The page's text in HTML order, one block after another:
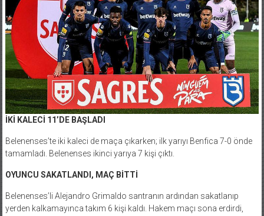
İKİ KALECİ 11’DE BAŞLADI
Belenenses’te iki kaleci de maça çıkarken; ilk yarıyı Benfica 7-0 önde
tamamladı. Belenenses ikinci yarıya 7 kişi çıktı.
OYUNCU SAKATLANDI, MAÇ BİTTİ
Belenenses’li Alejandro Grimaldo santranın ardından sakatlanıp
yerden kalkamayınca takım 6 kişi kaldı. Hakem maçı sona erdirdi,